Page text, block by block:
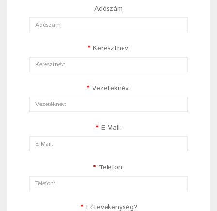
Adószám
Keresztnév:
Vezetéknév:
E-Mail:
Telefon:
Főtevékenység?